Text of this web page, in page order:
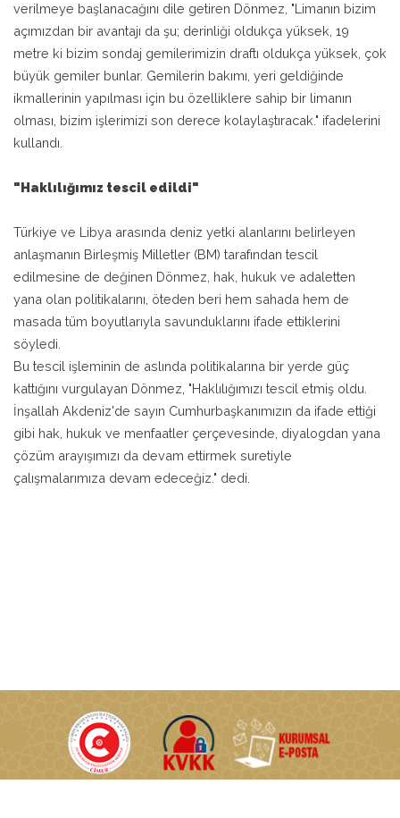
verilmeye başlanacağını dile getiren Dönmez, "Limanın bizim
açımızdan bir avantajı da şu; derinliği oldukça yüksek, 19
metre ki bizim sondaj gemilerimizin draftı oldukça yüksek, çok
büyük gemiler bunlar. Gemilerin bakımı, yeri geldiğinde
ikmallerinin yapılması için bu özelliklere sahip bir limanın
olması, bizim işlerimizi son derece kolaylaştıracak." ifadelerini
kullandı.
"Haklılığımız tescil edildi"
Türkiye ve Libya arasında deniz yetki alanlarını belirleyen
anlaşmanın Birleşmiş Milletler (BM) tarafından tescil
edilmesine de değinen Dönmez, hak, hukuk ve adaletten
yana olan politikalarını, öteden beri hem sahada hem de
masada tüm boyutlarıyla savunduklarını ifade ettiklerini
söyledi.
Bu tescil işleminin de aslında politikalarına bir yerde güç
kattığını vurgulayan Dönmez, "Haklılığımızı tescil etmiş oldu.
İnşallah Akdeniz'de sayın Cumhurbaşkanımızın da ifade ettiği
gibi hak, hukuk ve menfaatler çerçevesinde, diyalogdan yana
çözüm arayışımızı da devam ettirmek suretiyle
çalışmalarımıza devam edeceğiz." dedi.